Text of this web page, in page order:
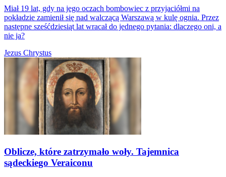
Miał 19 lat, gdy na jego oczach bombowiec z przyjaciółmi na
pokładzie zamienił się nad walczącą Warszawą w kulę ognia. Przez
następne sześćdziesiąt lat wracał do jednego pytania: dlaczego oni, a
nie ja?
Jezus Chrystus
Oblicze, które zatrzymało woły. Tajemnica
sądeckiego Veraiconu